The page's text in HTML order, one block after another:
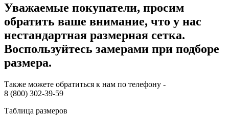
Уважаемые покупатели, просим
обратить ваше внимание, что у нас
нестандартная размерная сетка.
Воспользуйтесь замерами при подборе
размера.
Также можете обратиться к нам по телефону -
8 (800) 302-39-59
Таблица размеров